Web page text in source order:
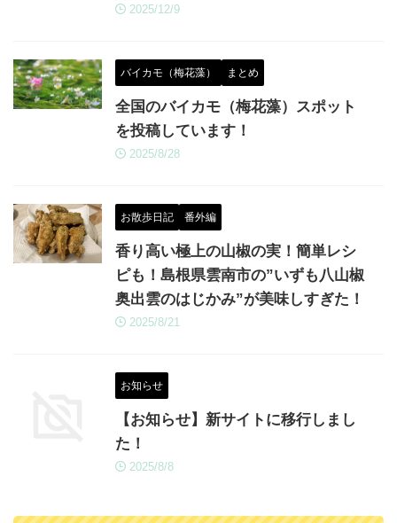
2025/12/9
バイカモ（梅花藻） まとめ
全国のバイカモ（梅花藻）スポット
を投稿しています！
2025/8/28
お散歩日記 番外編
香り高い極上の山椒の実！簡単レシ
ピも！島根県雲南市の”いずも八山椒
奥出雲のはじかみ”が美味しすぎた！
2025/8/21
お知らせ
【お知らせ】新サイトに移行しまし
た！
2025/8/8